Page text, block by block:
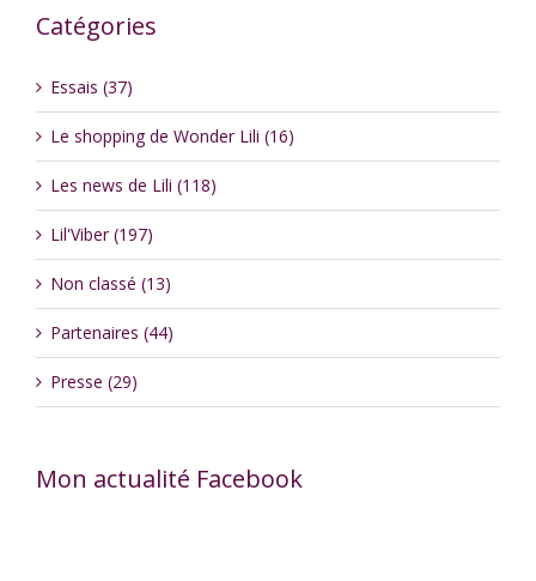
Catégories
Essais (37)
Le shopping de Wonder Lili (16)
Les news de Lili (118)
Lil'Viber (197)
Non classé (13)
Partenaires (44)
Presse (29)
Mon actualité Facebook